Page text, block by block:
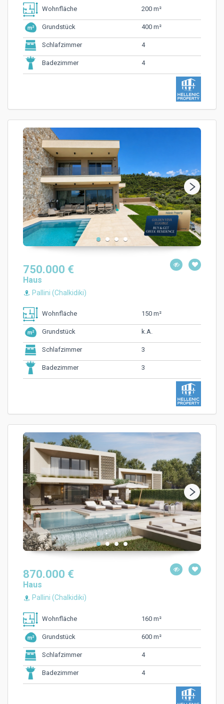
Wohnfläche 200 m²
Grundstück 400 m²
Schlafzimmer 4
Badezimmer 4
750.000 €
Haus
Pallini (Chalkidiki)
Wohnfläche 150 m²
Grundstück k.A.
Schlafzimmer 3
Badezimmer 3
870.000 €
Haus
Pallini (Chalkidiki)
Wohnfläche 160 m²
Grundstück 600 m²
Schlafzimmer 4
Badezimmer 4